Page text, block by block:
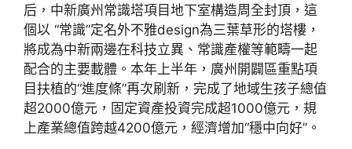
后，中新廣州常識塔項目地下室構造周全封頂，這
個以 “常識”定名外不雅design為三葉草形的塔樓，
將成為中新兩邊在科技立異、常識產權等範疇一起
配合的主要載體。本年上半年，廣州開闢區重點項
目扶植的“進度條”再次刷新，完成了地域生孩子總值
超2000億元，固定資產投資完成超1000億元，規
上產業總值跨越4200億元，經濟增加“穩中向好”。